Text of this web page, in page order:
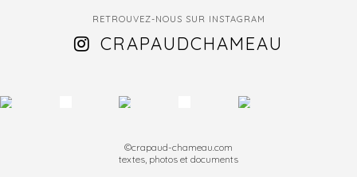
RETROUVEZ-NOUS SUR INSTAGRAM
CRAPAUDCHAMEAU
©crapaud-chameau.com
textes, photos et documents